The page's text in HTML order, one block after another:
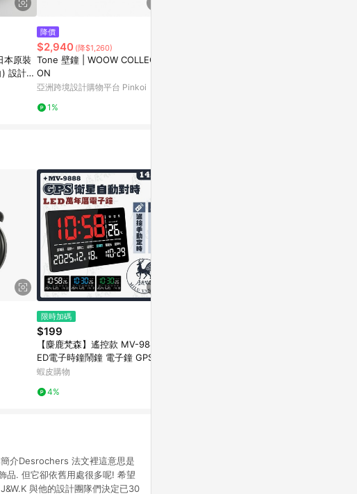
本原裝
設計時
降價
$2,940 (降$1,260)
Tone 壁鐘 | WOOW COLLECTI
ON
亞洲跨境設計購物平台 Pinkoi
1%
限時加碼
$199
【麋鹿梵森】遙控款 MV-9888 L
ED電子時鐘鬧鐘 電子鐘 GPS衛
星對時 多功能 大螢幕時鐘 數位
蝦皮購物
4%
介Desrochers 法文裡這意思是
品. 但它卻依舊用處很多呢! 希望
與他的設計團隊們決定已30